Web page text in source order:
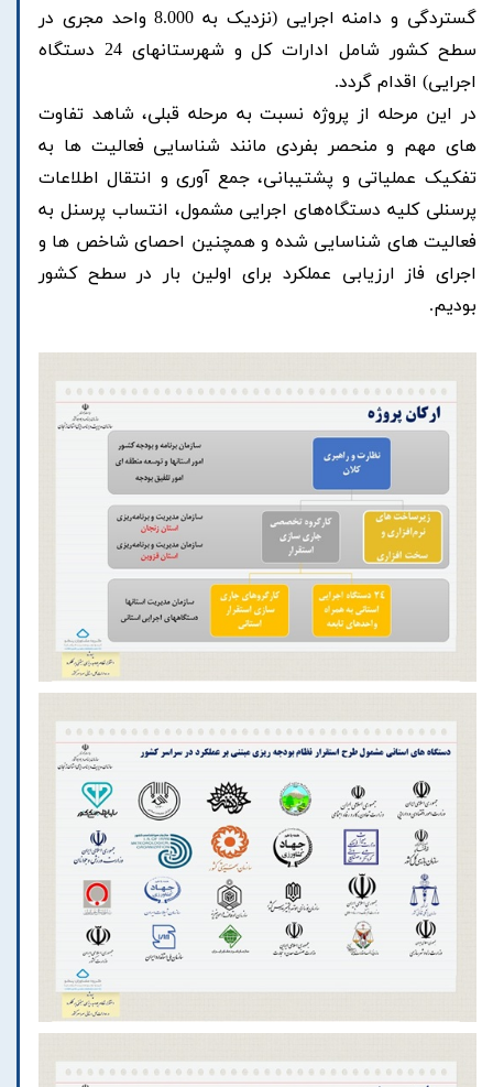
گستردگی و دامنه اجرایی (نزدیک به 8.000 واحد مجری در
سطح کشور شامل ادارات کل و شهرستانهای 24 دستگاه
اجرایی) اقدام گردد.
در این مرحله از پروژه نسبت به مرحله قبلی، شاهد تفاوت
های مهم و منحصر بفردی مانند شناسایی فعالیت ها به
تفکیک عملیاتی و پشتیبانی، جمع آوری و انتقال اطلاعات
پرسنلی کلیه دستگاه‌های اجرایی مشمول، انتساب پرسنل به
فعالیت های شناسایی شده و همچنین احصای شاخص ها و
اجرای فاز ارزیابی عملکرد برای اولین بار در سطح کشور
بودیم.